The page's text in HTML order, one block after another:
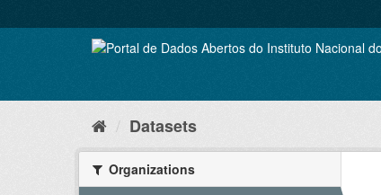
to
Datasets
Organizations